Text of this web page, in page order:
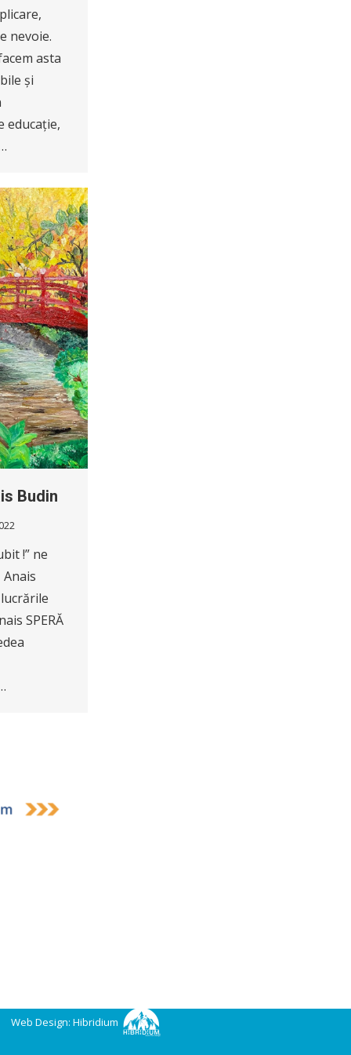
nevoie.
asta
și
educație,
Budin
!” ne
SPERĂ
Web Design: Hibridium